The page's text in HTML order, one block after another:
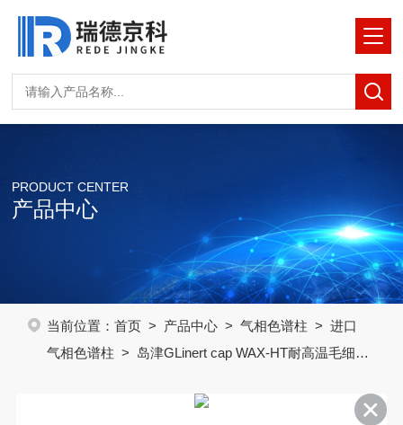
PRODUCT CENTER
产品中心
当前位置： 首页> 产品中心> 气相色谱柱 > 进口
气相色谱柱 > 岛津GLinert cap WAX-HT耐高温毛细色